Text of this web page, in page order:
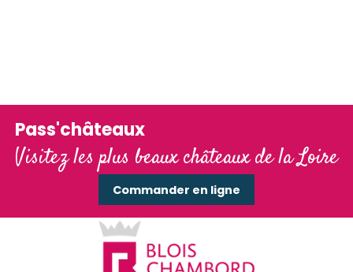
Pass'châteaux
Visitez les plus beaux châteaux de la Loire
Commander en ligne